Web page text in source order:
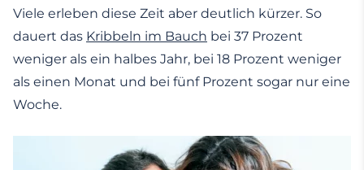
Viele erleben diese Zeit aber deutlich kürzer. So
dauert das Kribbeln im Bauch bei 37 Prozent
weniger als ein halbes Jahr, bei 18 Prozent weniger
als einen Monat und bei fünf Prozent sogar nur eine
Woche.